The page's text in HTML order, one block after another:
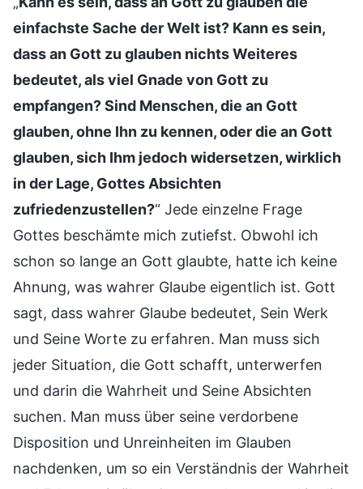
einfachste Sache der Welt ist? Kann es sein,
dass an Gott zu glauben nichts Weiteres
bedeutet, als viel Gnade von Gott zu
empfangen? Sind Menschen, die an Gott
glauben, ohne Ihn zu kennen, oder die an Gott
glauben, sich Ihm jedoch widersetzen, wirklich
in der Lage, Gottes Absichten
zufriedenzustellen?“ Jede einzelne Frage
Gottes beschämte mich zutiefst. Obwohl ich
schon so lange an Gott glaubte, hatte ich keine
Ahnung, was wahrer Glaube eigentlich ist. Gott
sagt, dass wahrer Glaube bedeutet, Sein Werk
und Seine Worte zu erfahren. Man muss sich
jeder Situation, die Gott schafft, unterwerfen
und darin die Wahrheit und Seine Absichten
suchen. Man muss über seine verdorbene
Disposition und Unreinheiten im Glauben
nachdenken, um so ein Verständnis der Wahrheit